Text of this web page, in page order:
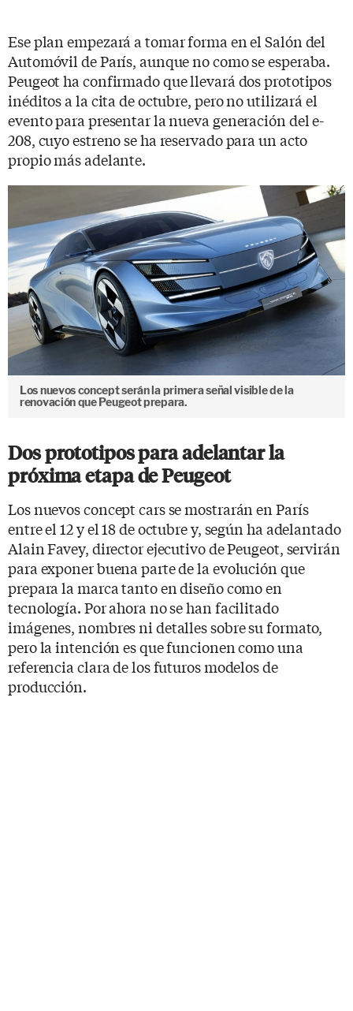
Ese plan empezará a tomar forma en el Salón del
Automóvil de París, aunque no como se esperaba.
Peugeot ha confirmado que llevará dos prototipos
inéditos a la cita de octubre, pero no utilizará el
evento para presentar la nueva generación del e-
208, cuyo estreno se ha reservado para un acto
propio más adelante.
Los nuevos concept serán la primera señal visible de la
renovación que Peugeot prepara.
Dos prototipos para adelantar la
próxima etapa de Peugeot
Los nuevos concept cars se mostrarán en París
entre el 12 y el 18 de octubre y, según ha adelantado
Alain Favey, director ejecutivo de Peugeot, servirán
para exponer buena parte de la evolución que
prepara la marca tanto en diseño como en
tecnología. Por ahora no se han facilitado
imágenes, nombres ni detalles sobre su formato,
pero la intención es que funcionen como una
referencia clara de los futuros modelos de
producción.